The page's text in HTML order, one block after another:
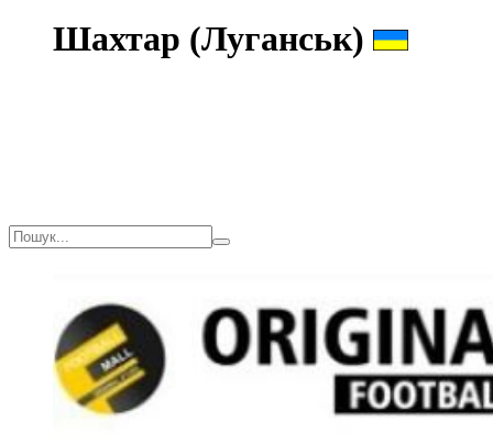
Шахтар (Луганськ)